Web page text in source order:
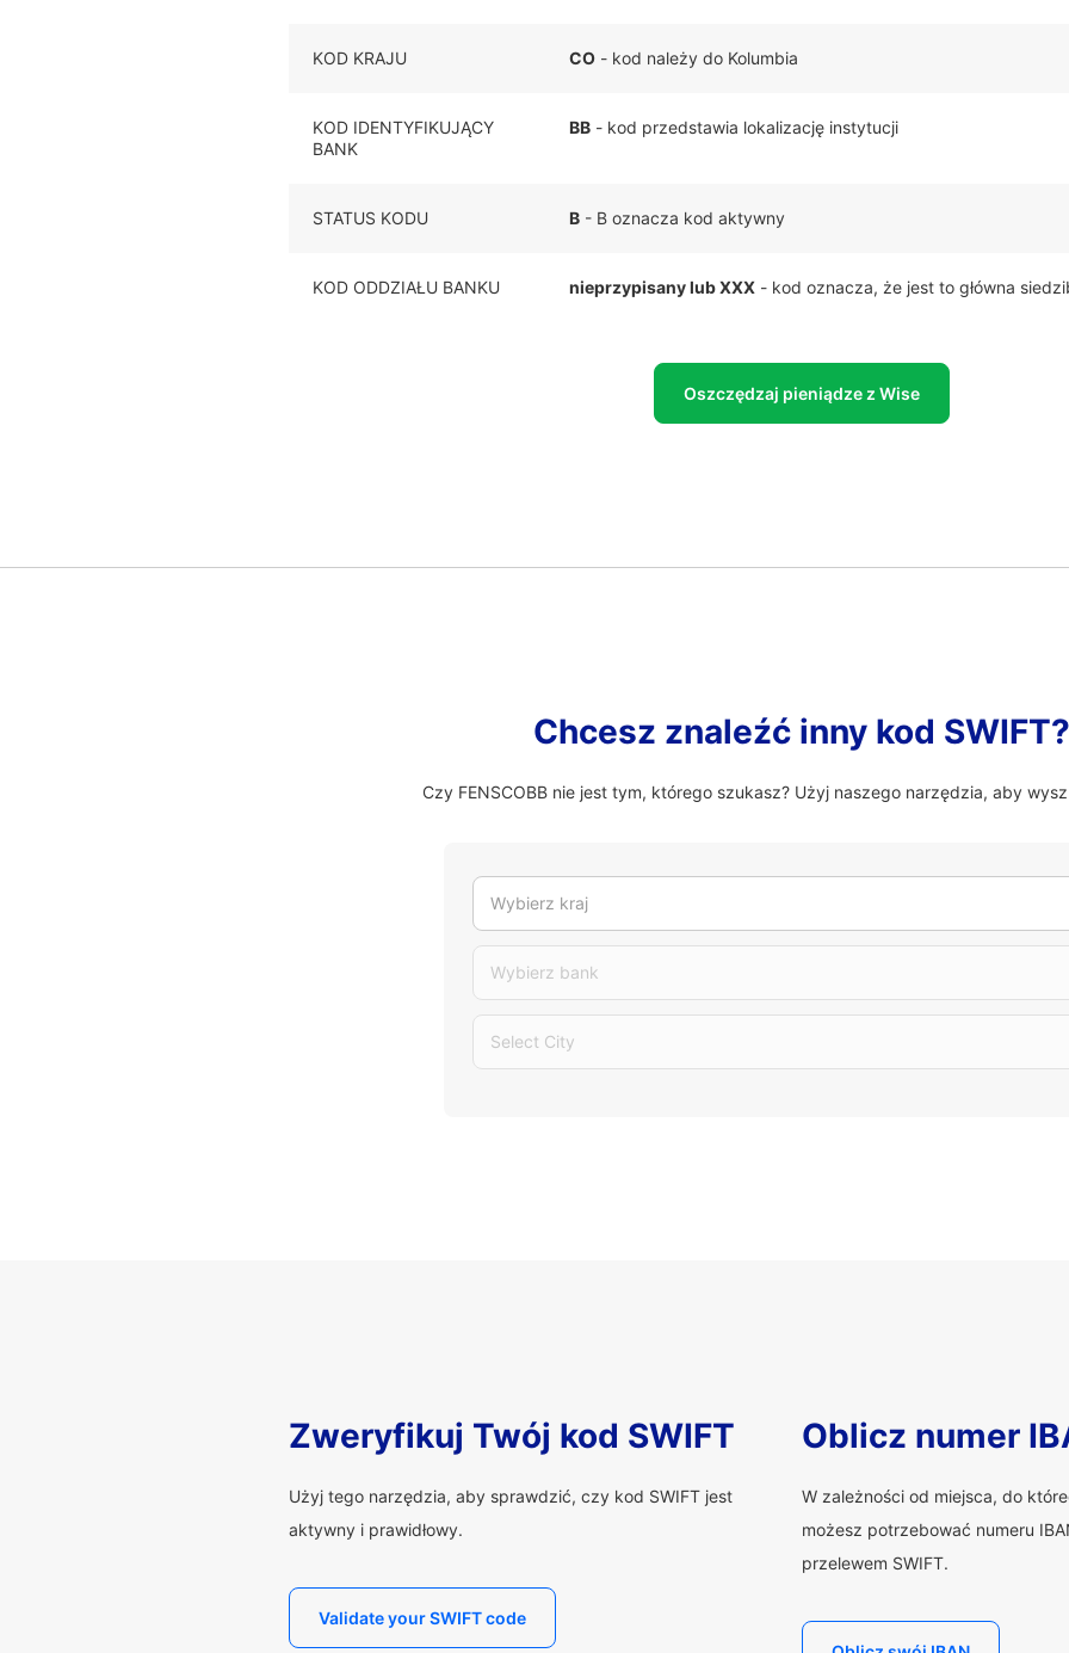
KOD KRAJU CO - kod należy do Kolumbia
KOD IDENTYFIKUJĄCY
BANK
BB - kod przedstawia lokalizację instytucji
STATUS KODU B - B oznacza kod aktywny
KOD ODDZIAŁU BANKU nieprzypisany lub XXX - kod oznacza, że jest to główna
Oszczędzaj pieniądze z Wise
Chcesz znaleźć inny kod SWIFT?
Czy FENSCOBB nie jest tym, którego szukasz? Użyj naszego narzędzia, aby
Wybierz kraj
Wybierz bank
Select City
Zweryfikuj Twój kod SWIFT
Użyj tego narzędzia, aby sprawdzić, czy kod SWIFT jest
aktywny i prawidłowy.
Validate your SWIFT code
Oblicz numer
W zależności od miejsca, do
możesz potrzebować numeru
przelewem SWIFT.